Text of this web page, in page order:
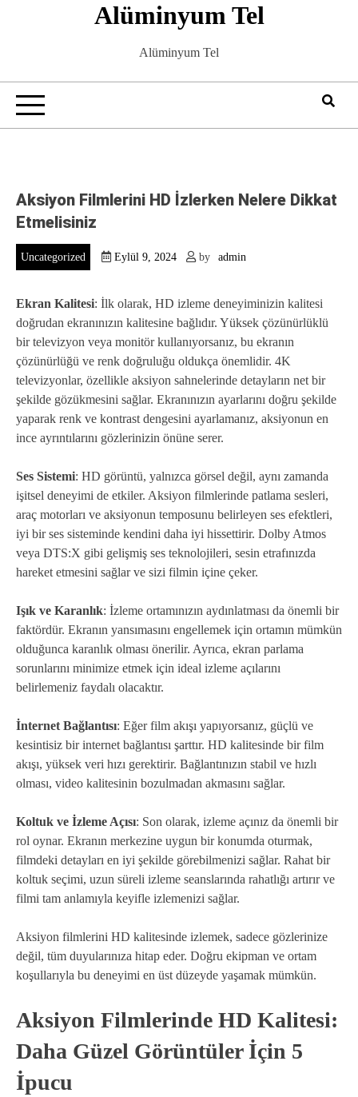
Alüminyum Tel
Alüminyum Tel
Aksiyon Filmlerini HD İzlerken Nelere Dikkat
Etmelisiniz
Uncategorized Eylül 9, 2024 by admin
Ekran Kalitesi: İlk olarak, HD izleme deneyiminizin kalitesi
doğrudan ekranınızın kalitesine bağlıdır. Yüksek çözünürlüklü
bir televizyon veya monitör kullanıyorsanız, bu ekranın
çözünürlüğü ve renk doğruluğu oldukça önemlidir. 4K
televizyonlar, özellikle aksiyon sahnelerinde detayların net bir
şekilde gözükmesini sağlar. Ekranınızın ayarlarını doğru şekilde
yaparak renk ve kontrast dengesini ayarlamanız, aksiyonun en
ince ayrıntılarını gözlerinizin önüne serer.
Ses Sistemi: HD görüntü, yalnızca görsel değil, aynı zamanda
işitsel deneyimi de etkiler. Aksiyon filmlerinde patlama sesleri,
araç motorları ve aksiyonun temposunu belirleyen ses efektleri,
iyi bir ses sisteminde kendini daha iyi hissettirir. Dolby Atmos
veya DTS:X gibi gelişmiş ses teknolojileri, sesin etrafınızda
hareket etmesini sağlar ve sizi filmin içine çeker.
Işık ve Karanlık: İzleme ortamınızın aydınlatması da önemli bir
faktördür. Ekranın yansımasını engellemek için ortamın mümkün
olduğunca karanlık olması önerilir. Ayrıca, ekran parlama
sorunlarını minimize etmek için ideal izleme açılarını
belirlemeniz faydalı olacaktır.
İnternet Bağlantısı: Eğer film akışı yapıyorsanız, güçlü ve
kesintisiz bir internet bağlantısı şarttır. HD kalitesinde bir film
akışı, yüksek veri hızı gerektirir. Bağlantınızın stabil ve hızlı
olması, video kalitesinin bozulmadan akmasını sağlar.
Koltuk ve İzleme Açısı: Son olarak, izleme açınız da önemli bir
rol oynar. Ekranın merkezine uygun bir konumda oturmak,
filmdeki detayları en iyi şekilde görebilmenizi sağlar. Rahat bir
koltuk seçimi, uzun süreli izleme seanslarında rahatlığı artırır ve
filmi tam anlamıyla keyifle izlemenizi sağlar.
Aksiyon filmlerini HD kalitesinde izlemek, sadece gözlerinize
değil, tüm duyularınıza hitap eder. Doğru ekipman ve ortam
koşullarıyla bu deneyimi en üst düzeyde yaşamak mümkün.
Aksiyon Filmlerinde HD Kalitesi:
Daha Güzel Görüntüler İçin 5
İpucu